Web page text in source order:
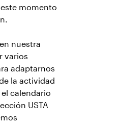
momento
nuestra
varios
adaptarnos
la actividad
calendario
USTA